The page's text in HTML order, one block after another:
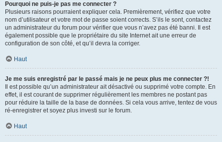
Pourquoi ne puis-je pas me connecter ?
Plusieurs raisons pourraient expliquer cela. Premièrement, vérifiez que votre
nom d’utilisateur et votre mot de passe soient corrects. S’ils le sont, contactez
un administrateur du forum pour vérifier que vous n’avez pas été banni. Il est
également possible que le propriétaire du site Internet ait une erreur de
configuration de son côté, et qu’il devra la corriger.
Haut
Je me suis enregistré par le passé mais je ne peux plus me connecter ?!
Il est possible qu’un administrateur ait désactivé ou supprimé votre compte. En
effet, il est courant de supprimer régulièrement les membres ne postant pas
pour réduire la taille de la base de données. Si cela vous arrive, tentez de vous
ré-enregistrer et soyez plus investi sur le forum.
Haut